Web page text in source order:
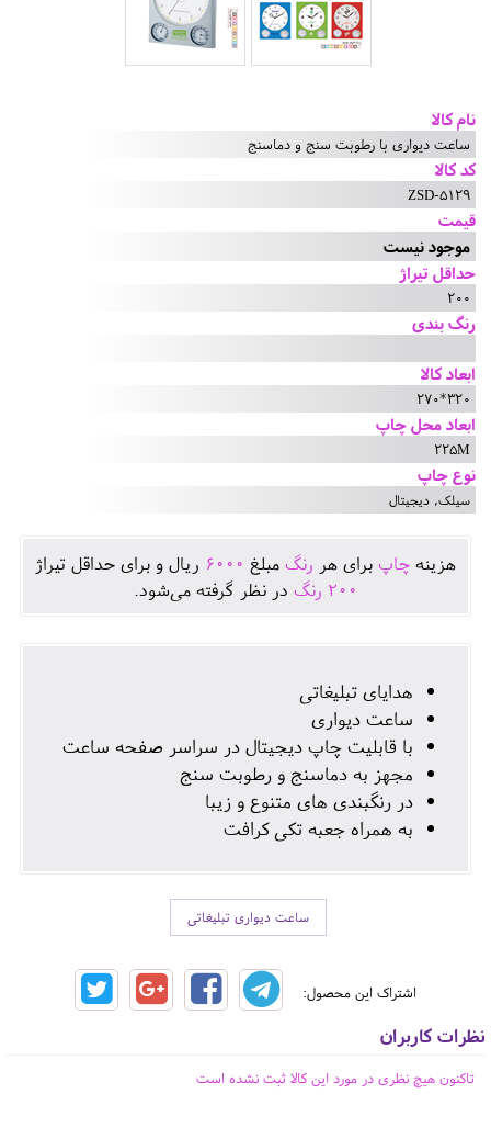
نام کالا
ساعت دیواری با رطوبت سنج و دماسنج
کد کالا
ZSD-5129
قیمت
موجود نیست
حداقل تیراژ
200
رنگ بندی
ابعاد کالا
320*270
ابعاد محل چاپ
225M
نوع چاپ
سیلک, دیجیتال
هزينه چاپ برای هر رنگ مبلغ 6000 ريال و برای حداقل تيراژ
200 رنگ در نظر گرفته می‌شود.
هدایای تبلیغاتی
ساعت دیواری
با قابلیت چاپ دیجیتال در سراسر صفحه ساعت
مجهز به دماسنج و رطوبت سنج
در رنگبندی های متنوع و زیبا
به همراه جعبه تکی کرافت
ساعت دیواری تبلیغاتی
اشتراک این محصول:
نظرات کاربران
تاکنون هیچ نظری در مورد این کالا ثبت نشده است